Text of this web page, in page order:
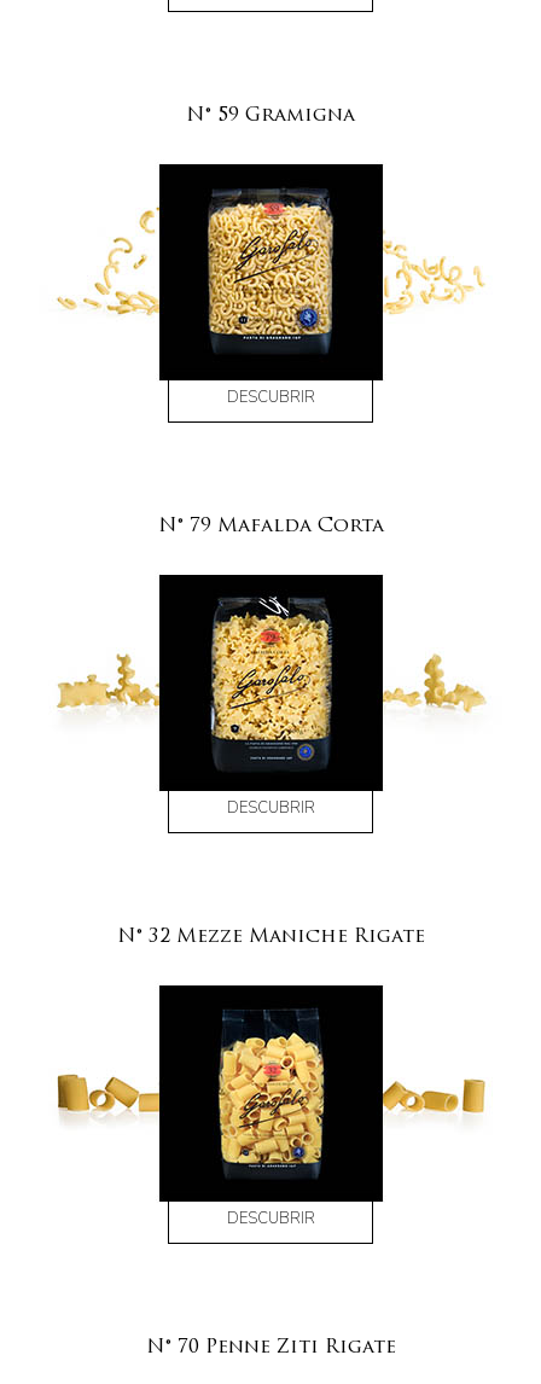
N° 59 Gramigna
DESCUBRIR
N° 79 Mafalda Corta
DESCUBRIR
N° 32 Mezze Maniche Rigate
DESCUBRIR
N° 70 Penne Ziti Rigate